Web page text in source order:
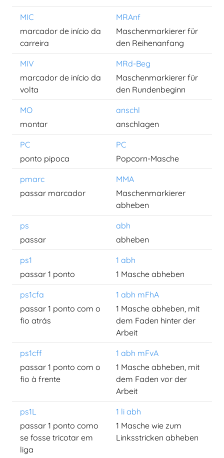
MIC
MRAnf
marcador de início da
carreira
Maschenmarkierer für
den Reihenanfang
MIV
MRd-Beg
marcador de início da
volta
Maschenmarkierer für
den Rundenbeginn
MO
anschl
montar
anschlagen
PC
PC
ponto pipoca
Popcorn-Masche
pmarc
MMA
passar marcador
Maschenmarkierer
abheben
ps
abh
passar
abheben
ps1
1 abh
passar 1 ponto
1 Masche abheben
ps1cfa
1 abh mFhA
passar 1 ponto com o
fio atrás
1 Masche abheben, mit
dem Faden hinter der
Arbeit
ps1cff
1 abh mFvA
passar 1 ponto com o
fio à frente
1 Masche abheben, mit
dem Faden vor der
Arbeit
ps1L
1 li abh
passar 1 ponto como
se fosse tricotar em
liga
1 Masche wie zum
Linksstricken abheben